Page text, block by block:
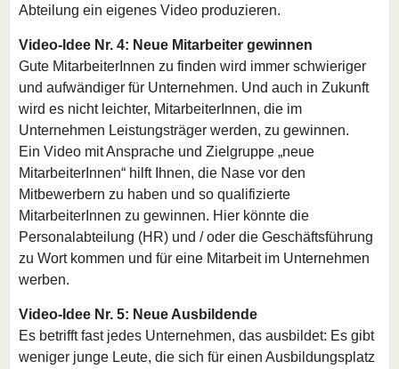
Abteilung ein eigenes Video produzieren.
Video-Idee Nr. 4: Neue Mitarbeiter gewinnen
Gute MitarbeiterInnen zu finden wird immer schwieriger
und aufwändiger für Unternehmen. Und auch in Zukunft
wird es nicht leichter, MitarbeiterInnen, die im
Unternehmen Leistungsträger werden, zu gewinnen.
Ein Video mit Ansprache und Zielgruppe „neue
MitarbeiterInnen“ hilft Ihnen, die Nase vor den
Mitbewerbern zu haben und so qualifizierte
MitarbeiterInnen zu gewinnen. Hier könnte die
Personalabteilung (HR) und / oder die Geschäftsführung
zu Wort kommen und für eine Mitarbeit im Unternehmen
werben.
Video-Idee Nr. 5: Neue Ausbildende
Es betrifft fast jedes Unternehmen, das ausbildet: Es gibt
weniger junge Leute, die sich für einen Ausbildungsplatz